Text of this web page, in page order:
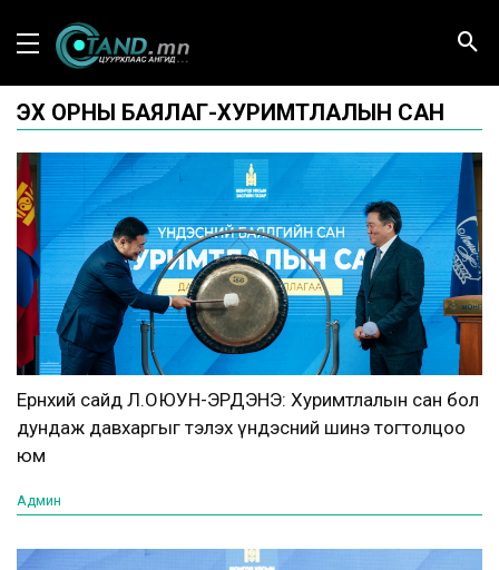
ЭХ ОРНЫ БАЯЛАГ-ХУРИМТЛАЛЫН САН
Ерөнхий сайд Л.ОЮУН-ЭРДЭНЭ: Хуримтлалын сан бол
дундаж давхаргыг тэлэх үндэсний шинэ тогтолцоо
юм
Админ